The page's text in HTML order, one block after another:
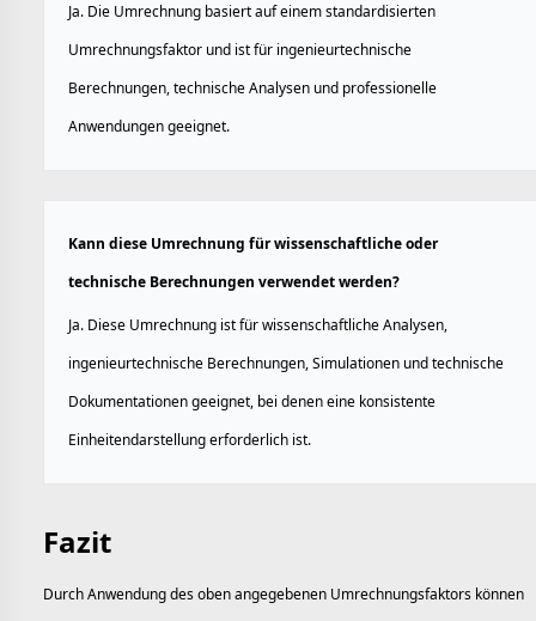
Ja. Die Umrechnung basiert auf einem standardisierten
Umrechnungsfaktor und ist für ingenieurtechnische
Berechnungen, technische Analysen und professionelle
Anwendungen geeignet.
Kann diese Umrechnung für wissenschaftliche oder
technische Berechnungen verwendet werden?
Ja. Diese Umrechnung ist für wissenschaftliche Analysen,
ingenieurtechnische Berechnungen, Simulationen und technische
Dokumentationen geeignet, bei denen eine konsistente
Einheitendarstellung erforderlich ist.
Fazit
Durch Anwendung des oben angegebenen Umrechnungsfaktors können